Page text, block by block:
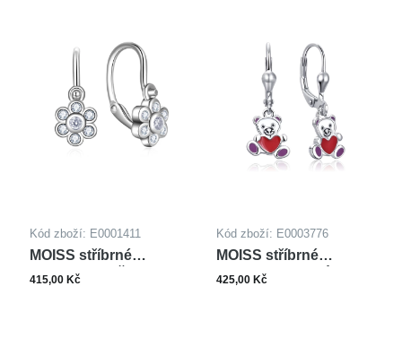
Kód zboží: E0001411
MOISS stříbrné
náušnice KVĚTINA
415,00 Kč
Kód zboží: E0003776
MOISS stříbrné
náušnice MEDVÍDEK
425,00 Kč